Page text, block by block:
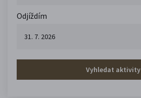
Odjíždím
Vyhledat aktivity